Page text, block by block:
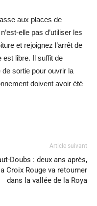
aux places de
elle pas d’utiliser les
et rejoignez l’arrêt de
est libre. Il suffit de
sortie pour ouvrir la
doivent avoir été
Article suivant
Doubs : deux ans après,
la Croix Rouge va retourner
dans la vallée de la Roya